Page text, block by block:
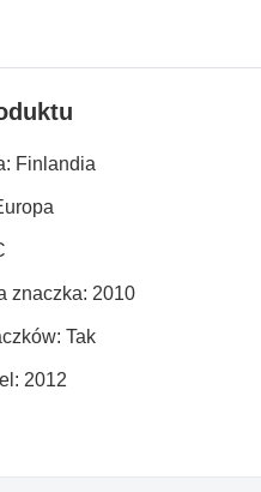
Finlandia
znaczka: 2010
Tak
2012